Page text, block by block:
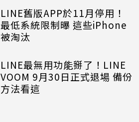
LINE舊版APP於11月停用！
最低系統限制曝 這些iPhone
被淘汰
LINE最無用功能掰了！LINE
VOOM 9月30日正式退場 備份
方法看這